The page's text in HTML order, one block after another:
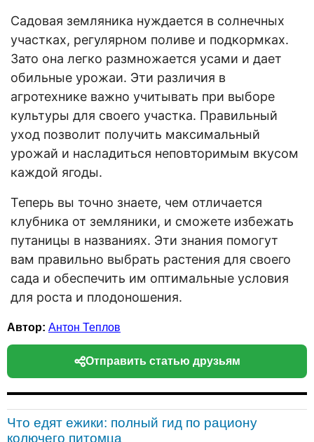
Садовая земляника нуждается в солнечных
участках, регулярном поливе и подкормках.
Зато она легко размножается усами и дает
обильные урожаи. Эти различия в
агротехнике важно учитывать при выборе
культуры для своего участка. Правильный
уход позволит получить максимальный
урожай и насладиться неповторимым вкусом
каждой ягоды.
Теперь вы точно знаете, чем отличается
клубника от земляники, и сможете избежать
путаницы в названиях. Эти знания помогут
вам правильно выбрать растения для своего
сада и обеспечить им оптимальные условия
для роста и плодоношения.
Автор: Антон Теплов
Отправить статью друзьям
Что едят ежики: полный гид по рациону
колючего питомца